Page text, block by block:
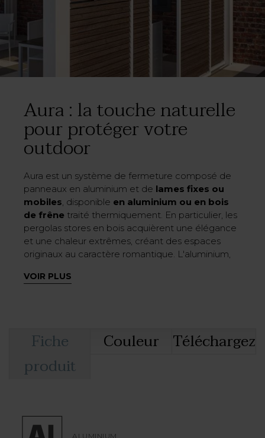
Aura : la touche naturelle
pour protéger votre
outdoor
Aura est un système de fermeture composé de
panneaux en aluminium et de lames fixes ou
mobiles, disponible en aluminium ou en bois
de frêne traité thermiquement. En particulier, les
pergolas stores en bois acquièrent une élégance
et une chaleur extrêmes, créant des espaces
originaux au caractère romantique. L'aluminium,
matériau capable de donner de la légèreté et un
à lames orientables, également disponible en
version Pergotenda
Les lames d’Aura peuvent être aussi bien fixes
lumière et de l’air à l’intérieur de la structure
VOIR PLUS
Fiche
produit
Couleur Téléchargez
ALUMINIUM